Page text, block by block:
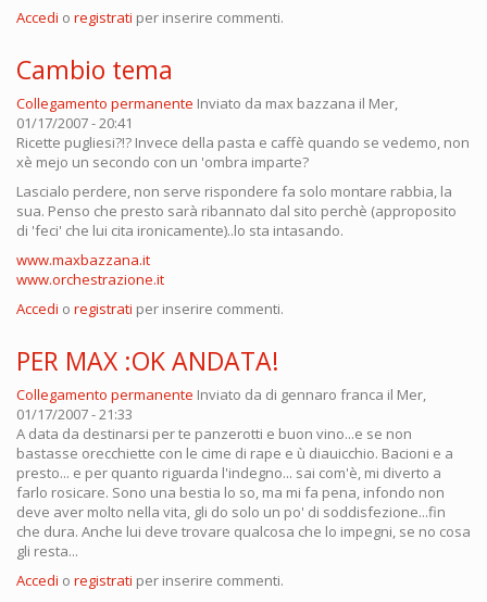
Accedi o registrati per inserire commenti.
Cambio tema
Collegamento permanente Inviato da max bazzana il Mer,
01/17/2007 - 20:41
Ricette pugliesi?!? Invece della pasta e caffè quando se vedemo, non
xè mejo un secondo con un 'ombra imparte?
Lascialo perdere, non serve rispondere fa solo montare rabbia, la
sua. Penso che presto sarà ribannato dal sito perchè (approposito
di 'feci' che lui cita ironicamente)..lo sta intasando.
www.maxbazzana.it
www.orchestrazione.it
Accedi o registrati per inserire commenti.
PER MAX :OK ANDATA!
Collegamento permanente Inviato da di gennaro franca il Mer,
01/17/2007 - 21:33
A data da destinarsi per te panzerotti e buon vino...e se non
bastasse orecchiette con le cime di rape e ù diauicchio. Bacioni e a
presto... e per quanto riguarda l'indegno... sai com'è, mi diverto a
farlo rosicare. Sono una bestia lo so, ma mi fa pena, infondo non
deve aver molto nella vita, gli do solo un po' di soddisfezione...fin
che dura. Anche lui deve trovare qualcosa che lo impegni, se no cosa
gli resta...
Accedi o registrati per inserire commenti.